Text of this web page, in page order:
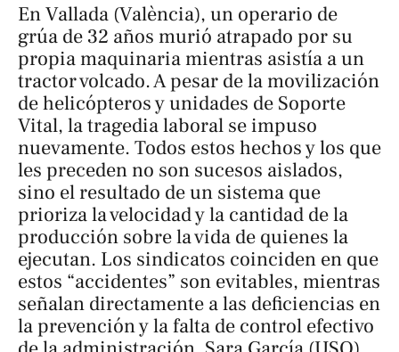
En Vallada (València), un operario de
grúa de 32 años murió atrapado por su
propia maquinaria mientras asistía a un
tractor volcado. A pesar de la movilización
de helicópteros y unidades de Soporte
Vital, la tragedia laboral se impuso
nuevamente. Todos estos hechos y los que
les preceden no son sucesos aislados,
sino el resultado de un sistema que
prioriza la velocidad y la cantidad de la
producción sobre la vida de quienes la
ejecutan. Los sindicatos coinciden en que
estos “accidentes” son evitables, mientras
señalan directamente a las deficiencias en
la prevención y la falta de control efectivo